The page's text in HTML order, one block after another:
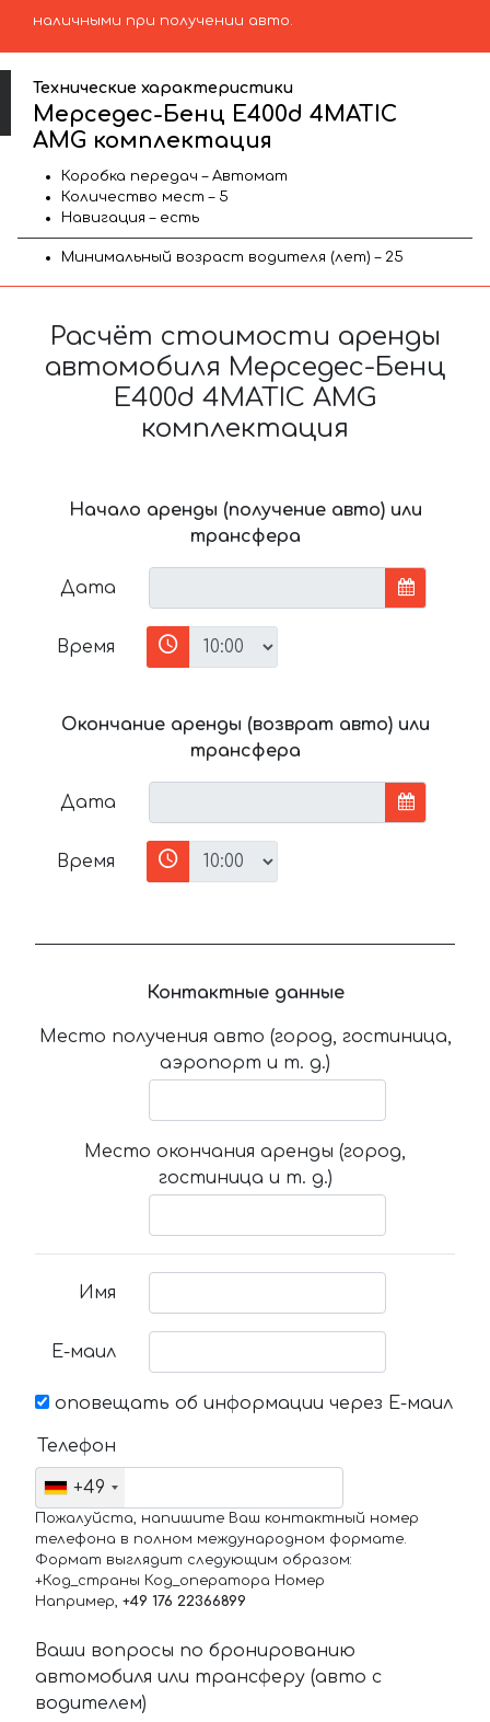
наличными при получении авто.
Технические характеристики
Мерседес-Бенц E400d 4MATIC
AMG комплектация
Коробка передач – Автомат
Количество мест – 5
Навигация – есть
Минимальный возраст водителя (лет) – 25
Расчёт стоимости аренды
автомобиля Мерседес-Бенц
E400d 4MATIC AMG
комплектация
Начало аренды (получение авто) или
трансфера
Дата
Время
Окончание аренды (возврат авто) или
трансфера
Дата
Время
Контактные данные
Место получения авто (город, гостиница,
аэропорт и т. д.)
Место окончания аренды (город,
гостиница и т. д.)
Имя
Е-маил
оповещать об информации через Е-маил
Телефон
+49
Пожалуйста, напишите Ваш контактный номер
телефона в полном международном формате.
Формат выглядит следующим образом:
+Код_страны Код_оператора Номер
Например, +49 176 22366899
Ваши вопросы по бронированию
автомобиля или трансферу (авто с
водителем)